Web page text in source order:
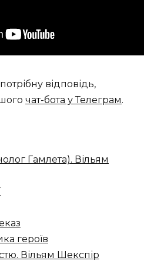
відповідь,
чат-бота у Телеграм.
Гамлета). Вільям
героїв
Вільям Шекспір